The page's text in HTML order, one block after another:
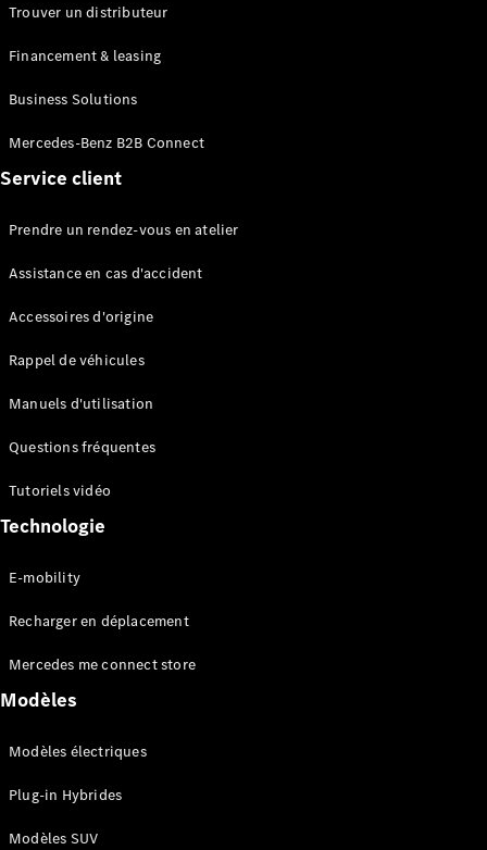
Trouver un distributeur
Financement & leasing
Business Solutions
Mercedes-Benz B2B Connect
Service client
Prendre un rendez-vous en atelier
Assistance en cas d'accident
Accessoires d'origine
Rappel de véhicules
Manuels d'utilisation
Questions fréquentes
Tutoriels vidéo
Technologie
E-mobility
Recharger en déplacement
Mercedes me connect store
Modèles
Modèles électriques
Plug-in Hybrides
Modèles SUV